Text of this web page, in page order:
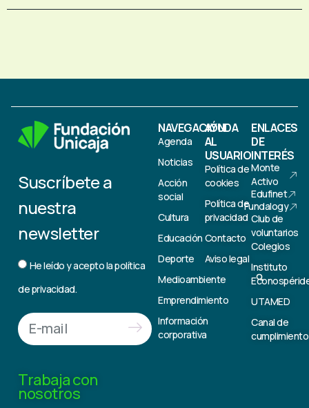
Suscríbete a
nuestra
newsletter
He leído y acepto lapolítica
de privacidad.
Trabaja con
nosotros
NAVEGACIÓN
Agenda
Noticias
Acción
social
Cultura
Educación
Deporte
Medioambiente
Emprendimiento
Información
corporativa
AYUDA
AL
USUARIO
Política de
cookies
Política de
privacidad
Contacto
Aviso legal
ENLACES
DE
INTERÉS
Monte
Activo
Edufinet
Fundalogy
Club de
voluntarios
Colegios
Instituto
UTAMED
Canal de
cumplimiento